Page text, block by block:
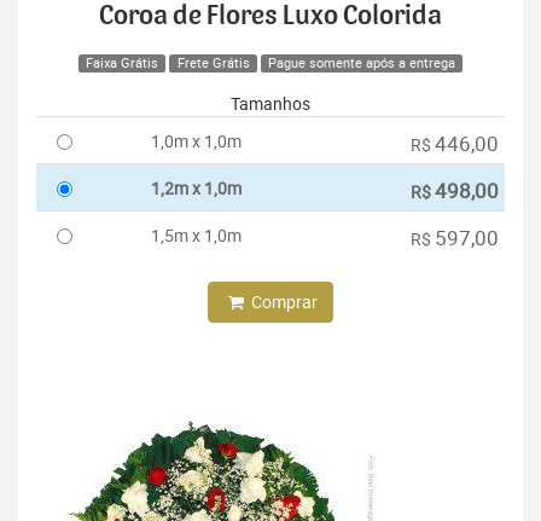
Coroa de Flores Luxo Colorida
Faixa Grátis Frete Grátis Pague somente após a entrega
Tamanhos
1,0m x 1,0m
R$ 446,00
1,2m x 1,0m R$498,00
1,5m x 1,0m R$ 597,00
Comprar